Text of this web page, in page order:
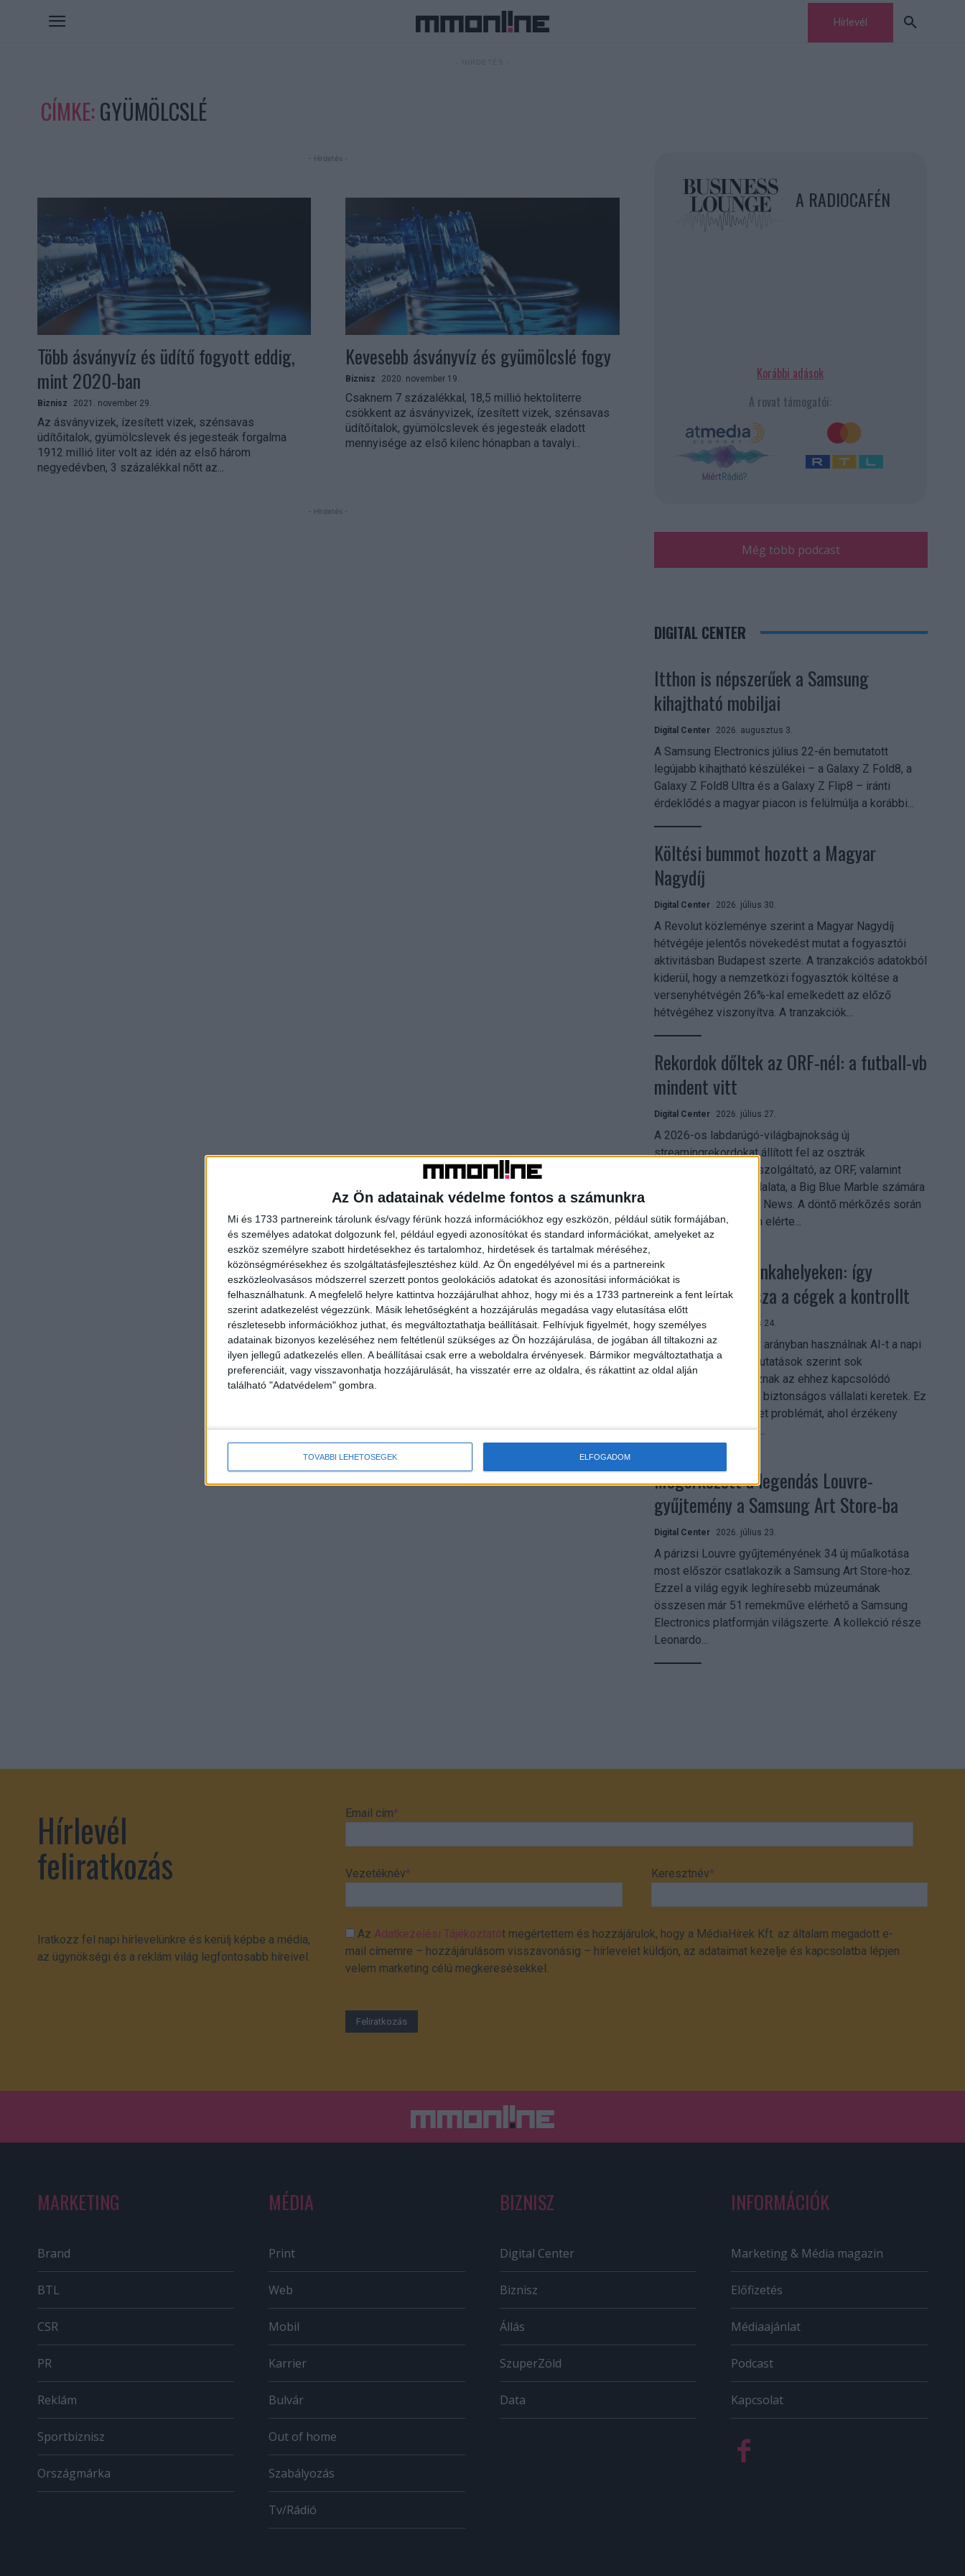
Az Ön adatainak védelme fontos a számunkra
Mi és 1733 partnereink tárolunk és/vagy férünk hozzá információkhoz egy eszközön, például sütik formájában,
és személyes adatokat dolgozunk fel, például egyedi azonosítókat és standard információkat, amelyeket az
eszköz személyre szabott hirdetésekhez és tartalomhoz, hirdetések és tartalmak méréséhez,
közönségmérésekhez és szolgáltatásfejlesztéshez küld. Az Ön engedélyével mi és a partnereink
eszközleolvasásos módszerrel szerzett pontos geolokációs adatokat és azonosítási információkat is
felhasználhatunk. A megfelelő helyre kattintva hozzájárulhat ahhoz, hogy mi és a 1733 partnereink a fent leírtak
szerint adatkezelést végezzünk. Másik lehetőségként a hozzájárulás megadása vagy elutasítása előtt
részletesebb információkhoz juthat, és megváltoztathatja beállításait. Felhívjuk figyelmét, hogy személyes
adatainak bizonyos kezeléséhez nem feltétlenül szükséges az Ön hozzájárulása, de jogában áll tiltakozni az
ilyen jellegű adatkezelés ellen. A beállításai csak erre a weboldalra érvényesek. Bármikor megváltoztathatja a
preferenciáit, vagy visszavonhatja hozzájárulását, ha visszatér erre az oldalra, és rákattint az oldal alján
található "Adatvédelem" gombra.
TOVÁBBI LEHETŐSÉGEK ELFOGADOM
Hírlevél
CÍMKE: GYÜMÖLCSLÉ
- Hirdetés -
Több ásványvíz és üdítő fogyott eddig,
mint 2020-ban
Biznisz 2021. november 29.
Az ásványvizek, ízesített vizek, szénsavas
üdítőitalok, gyümölcslevek és jegesteák forgalma
1912 millió liter volt az idén az első három
negyedévben, 3 százalékkal nőtt az...
Kevesebb ásványvíz és gyümölcslé fogy
Biznisz 2020. november 19.
Csaknem 7 százalékkal, 18,5 millió hektoliterre
csökkent az ásványvizek, ízesített vizek, szénsavas
üdítőitalok, gyümölcslevek és jegesteák eladott
mennyisége az első kilenc hónapban a tavalyi...
- Hirdetés -
A RADIOCAFÉN
Korábbi adások
A rovat támogatói:
Még több podcast
DIGITAL CENTER
Itthon is népszerűek a Samsung
kihajtható mobiljai
Digital Center 2026. augusztus 3.
A Samsung Electronics július 22-én bemutatott
legújabb kihajtható készülékei – a Galaxy Z Fold8, a
Galaxy Z Fold8 Ultra és a Galaxy Z Flip8 – iránti
érdeklődés a magyar piacon is felülmúlja a korábbi...
Költési bummot hozott a Magyar
Nagydíj
Digital Center 2026. július 30.
A Revolut közleménye szerint a Magyar Nagydíj
hétvégéje jelentős növekedést mutat a fogyasztói
aktivitásban Budapest szerte. A tranzakciós adatokból
kiderül, hogy a nemzetközi fogyasztók költése a
versenyhétvégén 26%-kal emelkedett az előző
hétvégéhez viszonyítva. A tranzakciók...
Rekordok dőltek az ORF-nél: a futball-vb
mindent vitt
Digital Center 2026. július 27.
A 2026-os labdarúgó-világbajnokság új
streamingrekordokat állított fel az osztrák
közszolgálati műsorszolgáltató, az ORF, valamint
technológiai leányvállalata, a Big Blue Marble számára
– írja a Broadband TV News. A döntő mérkőzés során
az átlagos nézőszám elérte...
Shadow AI a munkahelyeken: így
szerezhetik vissza a cégek a kontrollt
Digital Center 2026. július 24.
A munkavállalók nagy arányban használnak AI-t a napi
munkában, ám friss kutatások szerint sok
szervezetnél hiányoznak az ehhez kapcsolódó
világos irányelvek és biztonságos vállalati keretek. Ez
különösen ott jelenthet problémát, ahol érzékeny
üzleti információkkal...
Megérkezett a legendás Louvre-
gyűjtemény a Samsung Art Store-ba
Digital Center 2026. július 23.
A párizsi Louvre gyűjteményének 34 új műalkotása
most először csatlakozik a Samsung Art Store-hoz.
Ezzel a világ egyik leghíresebb múzeumának
összesen már 51 remekműve elérhető a Samsung
Electronics platformján világszerte. A kollekció része
Leonardo...
Hírlevél
feliratkozás
Iratkozz fel napi hírlevelünkre és kerülj képbe a média,
az ügynökségi és a reklám világ legfontosabb híreivel.
Email cím*
Vezetéknév* Keresztnév*
AzAdatkezelési Tájékoztatót megértettem és hozzájárulok, hogy a MédiaHírek Kft. az általam megadott e-
mail címemre – hozzájárulásom visszavonásig – hírlevelet küldjön, az adataimat kezelje és kapcsolatba lépjen
velem marketing célú megkeresésekkel.
MARKETING
Brand
BTL
CSR
PR
Reklám
Sportbiznisz
Országmárka
MÉDIA
Print
Web
Mobil
Karrier
Bulvár
Out of home
Szabályozás
Tv/Rádió
BIZNISZ
Digital Center
Biznisz
Állás
SzuperZöld
Data
INFORMÁCIÓK
Marketing & Média magazin
Előfizetés
Médiaajánlat
Podcast
Kapcsolat